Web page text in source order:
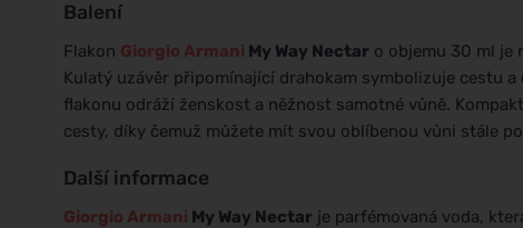
Balení
Flakon Giorgio Armani My Way Nectar o objemu 30 ml je
Kulatý uzávěr připomínající drahokam symbolizuje cestu
flakonu odráží ženskost a něžnost samotné vůně.
cesty, díky čemuž můžete mít svou oblíbenou vůni stále
Další informace
Giorgio Armani My Way Nectar je parfémovaná voda,